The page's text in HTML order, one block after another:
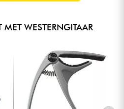
WESTERNGITAAR